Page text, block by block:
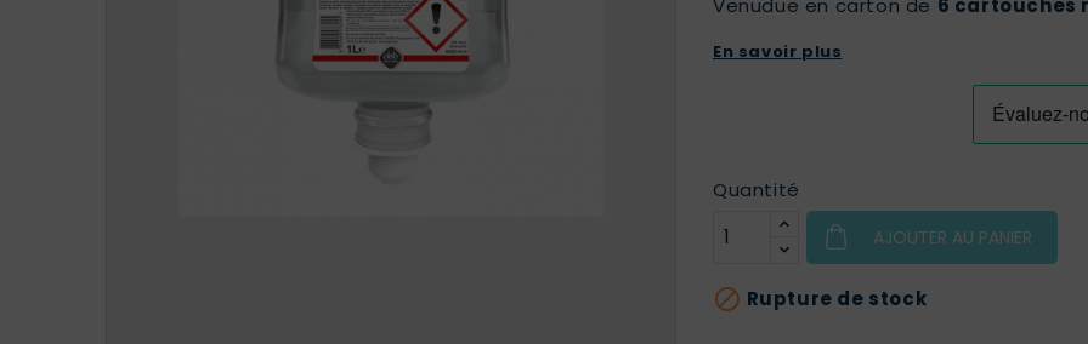
En savoir plus
Quantité
AJOUTER AU PANIER
 Rupture de stock